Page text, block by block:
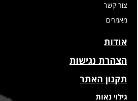
צור קשר
מאמרים
אודות
הצהרת נגישות
תקנון האתר
גילוי נאות